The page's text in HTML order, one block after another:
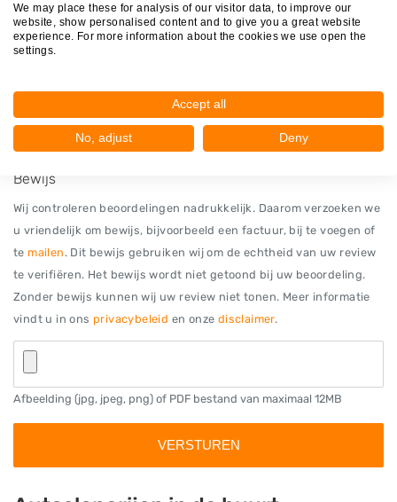
Bewijs
Wij controleren beoordelingen nadrukkelijk. Daarom verzoeken we
u vriendelijk om bewijs, bijvoorbeeld een factuur, bij te voegen of
te mailen . Dit bewijs gebruiken wij om de echtheid van uw review
te verifiëren. Het bewijs wordt niet getoond bij uw beoordeling.
Zonder bewijs kunnen wij uw review niet tonen. Meer informatie
vindt u in ons privacybeleid en onze disclaimer.
Afbeelding (jpg, jpeg, png) of PDF bestand van maximaal 12MB
We may place these for analysis of our visitor data, to improve our
website, show personalised content and to give you a great website
experience. For more information about the cookies we use open the
settings.
Accept all
No, adjust Deny